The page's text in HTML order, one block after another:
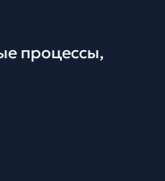
процессы,